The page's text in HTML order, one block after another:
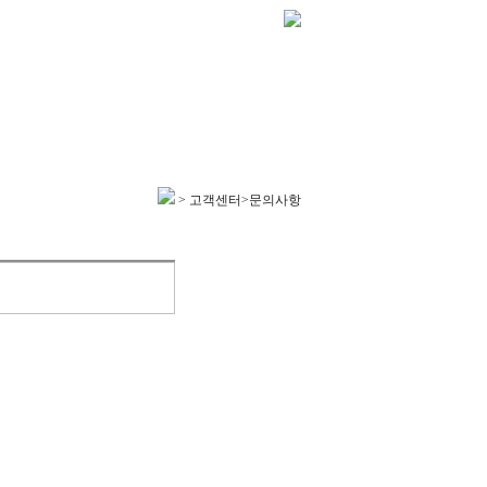
> 고객센터>문의사항